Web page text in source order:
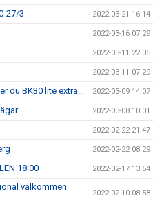
27/3 2022-03-21 16:14
2022-03-16 07:29
2022-03-11 22:35
2022-03-11 07:29
du BK30 lite extra... 2022-03-09 14:07
2022-03-08 10:01
2022-02-22 21:47
2022-02-22 08:29
18:00 2022-02-17 13:54
välkommen
2022-02-10 08:58